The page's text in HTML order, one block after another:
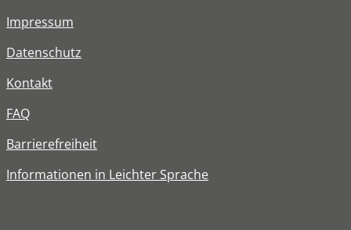
Impressum
Datenschutz
Kontakt
FAQ
Barrierefreiheit
Informationen in Leichter Sprache